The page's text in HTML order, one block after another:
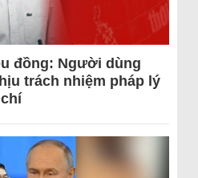
đồng: Người dùng
trách nhiệm pháp lý